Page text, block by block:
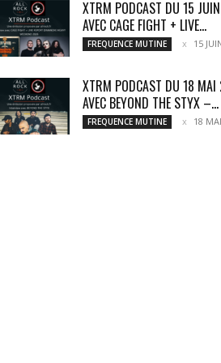
XTRM PODCAST DU 15
AVEC CAGE FIGHT + LIVE...
FREQUENCE MUTINE 15
XTRM PODCAST DU 18
AVEC BEYOND THE STYX –...
FREQUENCE MUTINE 18